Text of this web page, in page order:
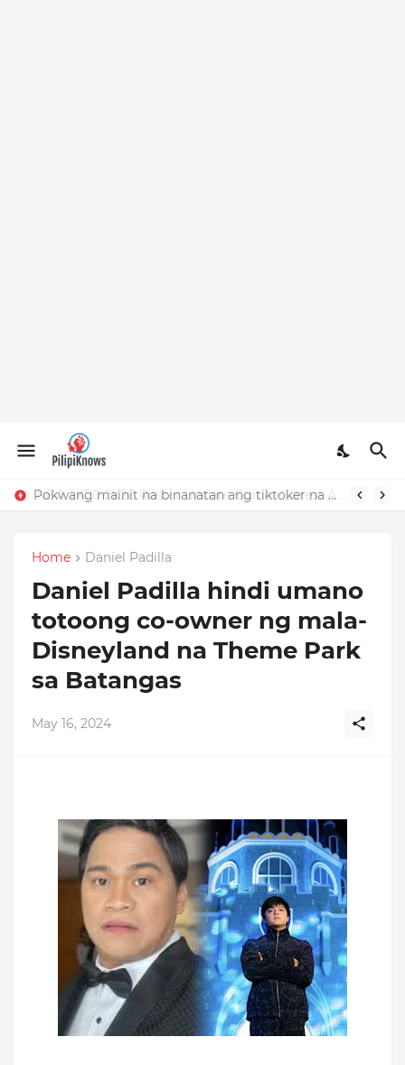
Pokwang mainit na binanatan ang tiktoker na nandidiri sa Sardinas
Home Daniel Padilla
Daniel Padilla hindi umano
totoong co-owner ng mala-
Disneyland na Theme Park
sa Batangas
May 16, 2024